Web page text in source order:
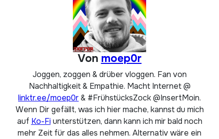
Von moep0r
Joggen, zoggen & drüber vloggen. Fan von
Nachhaltigkeit & Empathie. Macht Internet @
linktr.ee/moep0r& #FrühstücksZock @InsertMoin.
Wenn Dir gefällt, was ich hier mache, kannst du mich
auf Ko-Fiunterstützen, dann kann ich mir bald noch
mehr Zeit für das alles nehmen. Alternativ wäre ein